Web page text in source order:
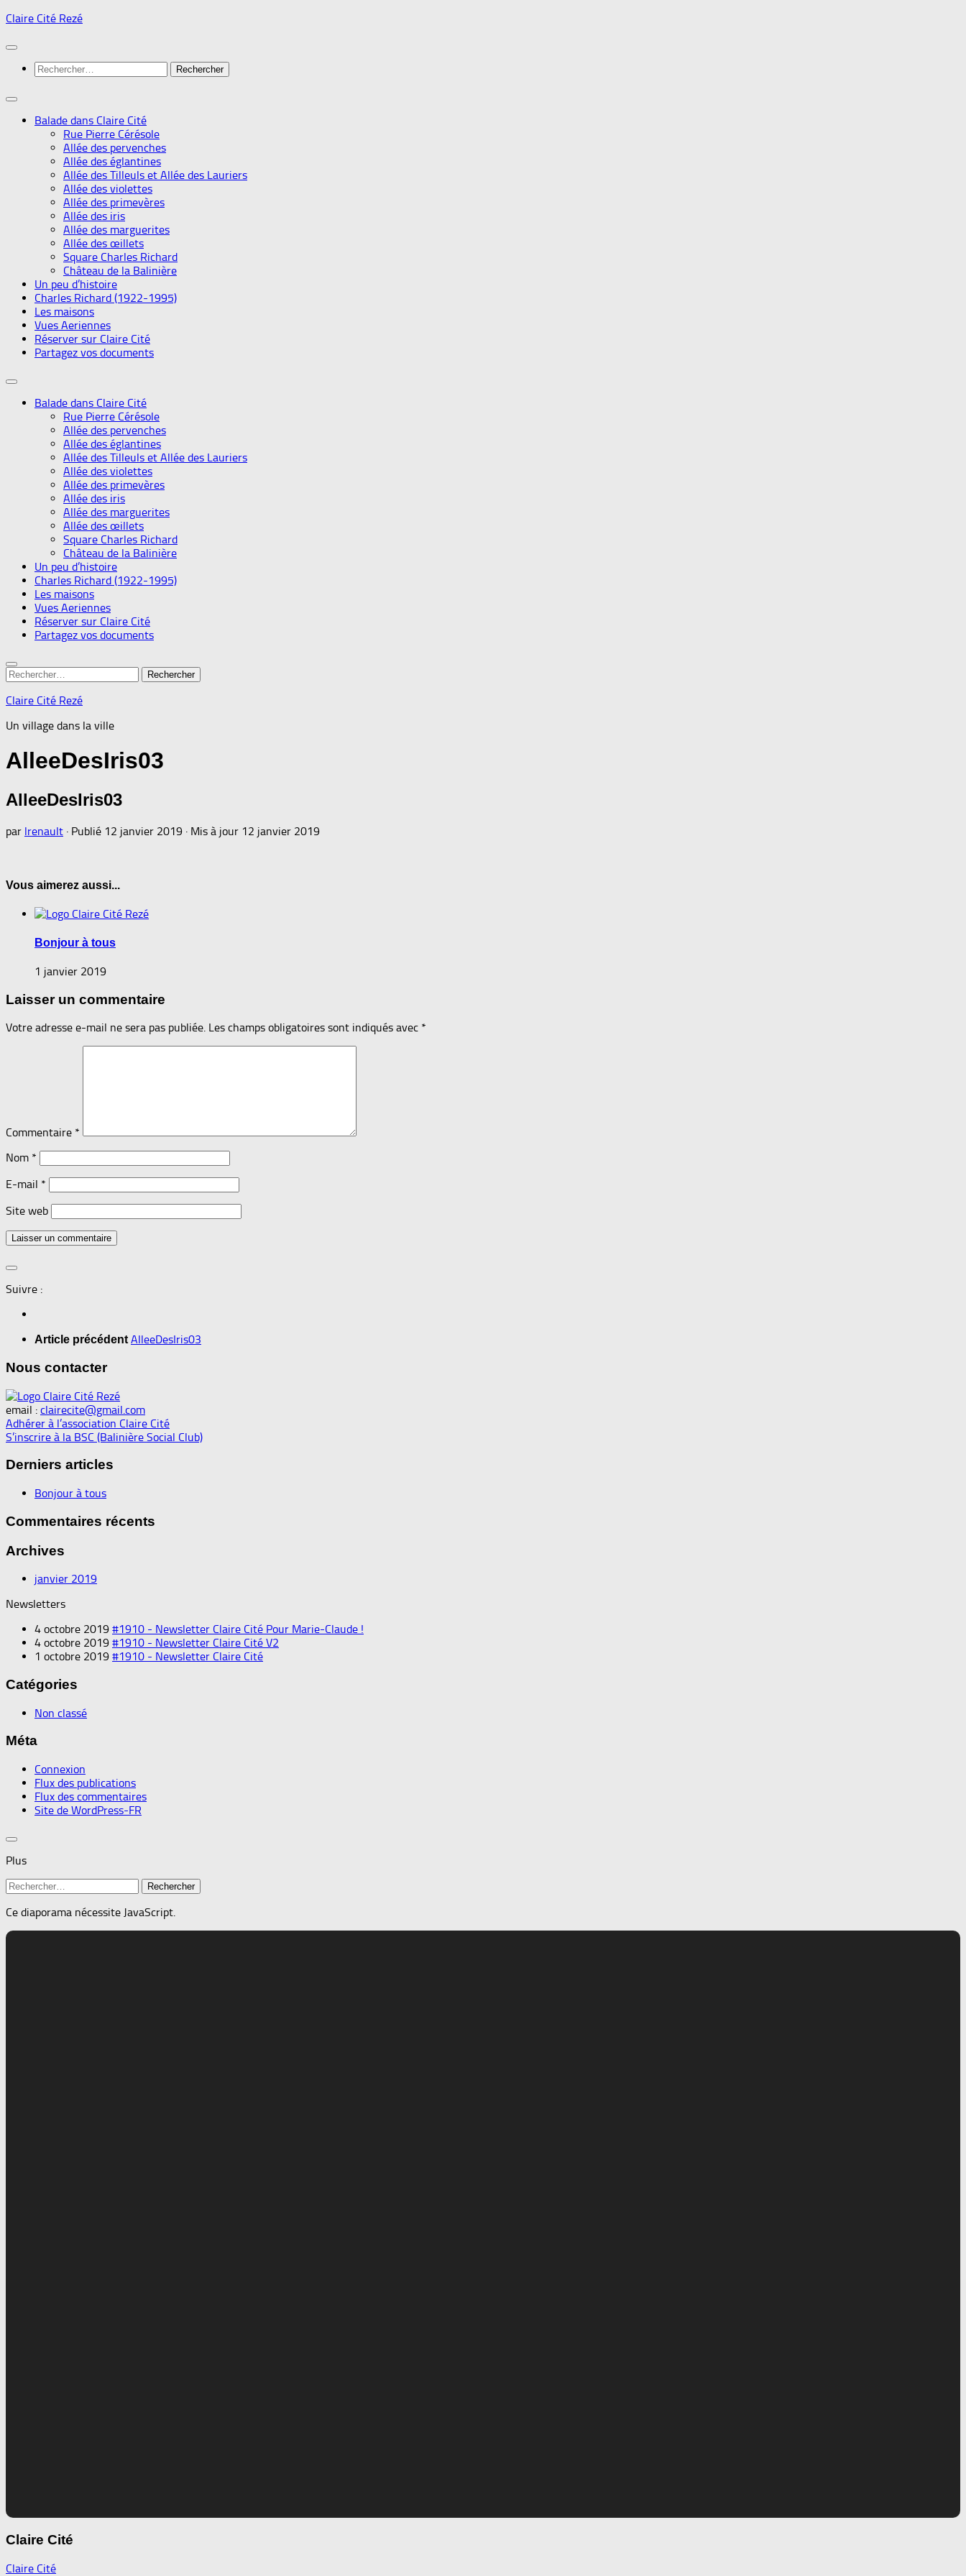
Skip
content
Claire Cité Rezé
Rechercher :
Balade dans Claire Cité
Rue Pierre Cérésole
Allée des pervenches
Allée des églantines
Allée des Tilleuls et Allée des Lauriers
Allée des violettes
Allée des primevères
Allée des iris
Allée des marguerites
Allée des œillets
Square Charles Richard
Château de la Balinière
Un peu d’histoire
Charles Richard (1922-1995)
Les maisons
Vues Aeriennes
Réserver sur Claire Cité
Partagez vos documents
Balade dans Claire Cité
Rue Pierre Cérésole
Allée des pervenches
Allée des églantines
Allée des Tilleuls et Allée des Lauriers
Allée des violettes
Allée des primevères
Allée des iris
Allée des marguerites
Allée des œillets
Square Charles Richard
Château de la Balinière
Un peu d’histoire
Charles Richard (1922-1995)
Les maisons
Vues Aeriennes
Réserver sur Claire Cité
Partagez vos documents
Rechercher :
Claire Cité Rezé
Un village dans la ville
AlleeDesIris03
AlleeDesIris03
par lrenault · Publié 12 janvier 2019 · Mis à jour 12 janvier 2019
Vous aimerez aussi...
Bonjour à tous
1 janvier 2019
Laisser un commentaire
Votre adresse e-mail ne sera pas publiée. Les champs obligatoires sont indiqués avec *
Commentaire *
Nom *
E-mail *
Site web
Suivre :
Article précédent AlleeDesIris03
Nous contacter
email : clairecite@gmail.com
Adhérer à l’association Claire Cité
S’inscrire à la BSC (Balinière Social Club)
Derniers articles
Bonjour à tous
Commentaires récents
Archives
janvier 2019
Newsletters
4 octobre 2019 #1910 - Newsletter Claire Cité Pour Marie-Claude !
4 octobre 2019 #1910 - Newsletter Claire Cité V2
1 octobre 2019 #1910 - Newsletter Claire Cité
Catégories
Non classé
Méta
Connexion
Flux des publications
Flux des commentaires
Site de WordPress-FR
Plus
Rechercher :
Ce diaporama nécessite JavaScript.
Claire Cité
Claire Cité